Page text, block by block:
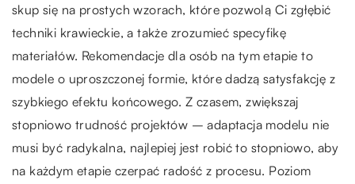
skup się na prostych wzorach, które pozwolą Ci zgłębić
techniki krawieckie, a także zrozumieć specyfikę
materiałów. Rekomendacje dla osób na tym etapie to
modele o uproszczonej formie, które dadzą satysfakcję z
szybkiego efektu końcowego. Z czasem, zwiększaj
stopniowo trudność projektów – adaptacja modelu nie
musi być radykalna, najlepiej jest robić to stopniowo, aby
na każdym etapie czerpać radość z procesu. Poziom